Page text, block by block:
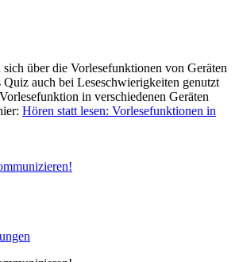
über die Vorlesefunktionen von Geräten
Quiz auch bei Leseschwierigkeiten genutzt
in verschiedenen Geräten
Hören statt lesen: Vorlesefunktionen in